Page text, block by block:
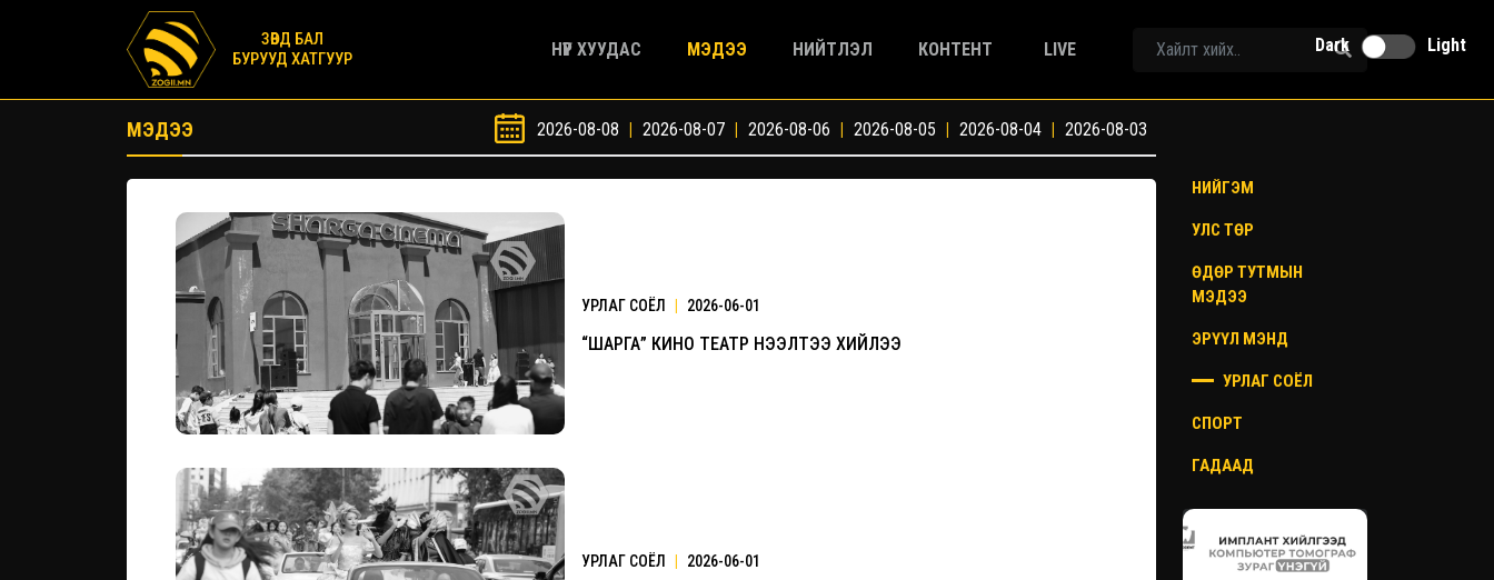
ЗӨВД БАЛ
БУРУУД ХАТГУУР
НҮҮР ХУУДАС МЭДЭЭ НИЙТЛЭЛ КОНТЕНТ LIVE Dark Light
МЭДЭЭ 2026-08-08 | 2026-08-07 | 2026-08-06 | 2026-08-05 | 2026-08-04 | 2026-08-03
УРЛАГ СОЁЛ | 2026-06-01
“ШАРГА” КИНО ТЕАТР НЭЭЛТЭЭ ХИЙЛЭЭ
УРЛАГ СОЁЛ | 2026-06-01
НИЙГЭМ
УЛС ТӨР
ӨДӨР ТУТМЫН
МЭДЭЭ
ЭРҮҮЛ МЭНД
УРЛАГ СОЁЛ
СПОРТ
ГАДААД